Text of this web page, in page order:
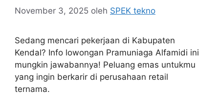
November 3, 2025 oleh SPEK tekno
Sedang mencari pekerjaan di Kabupaten
Kendal? Info lowongan Pramuniaga Alfamidi ini
mungkin jawabannya! Peluang emas untukmu
yang ingin berkarir di perusahaan retail
ternama.